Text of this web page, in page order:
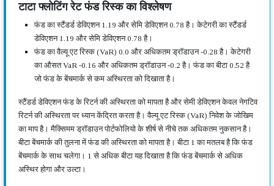
टाटा फ्लोटिंग रेट फंड रिस्क का विश्लेषण
फंड का स्टैंडर्ड डेविएशन 1.19 और सेमि डेविएशन 0.78 है। केटेगरी का स्टैंडर्ड
डेविएशन 1.19 और सेमि डेविएशन 0.78 है।
फंड का वैल्यू एट रिस्क (VaR) 0.0 और अधिकतम ड्रॉडाउन -0.28 है। केटेगरी
का औसत VaR -0.16 और अधिकतम ड्रॉडाउन -0.2 है। फंड का बीटा 0.52 है
जो फंड के बेंचमार्क से कम अस्थिरता को दिखाता है।
स्टैंडर्ड डेविएशन फंड के रिटर्न की अस्थिरता को मापता है और सेमी डेविएशन केवल नेगटिव
रिटर्न की अस्थिरता पर ध्यान केंद्रित करता है। वैल्यू एट रिस्क (VaR) निवेश के जोखिम
का माप है। मैक्सिमम ड्रॉडाउन पोर्टफोलियो के शीर्ष से नीचे तक अधिकतम नुकसान है।
बीटा बेंचमार्क की तुलना में फंड की अस्थिरता को मापता है। बीटा 1 का मतलब है कि फंड
बेंचमार्क के साथ चलेगा। 1 से अधिक बीटा यह दिखाता है कि फंड बेंचमार्क से अधिक
अस्थिर होगा और उल्टा।